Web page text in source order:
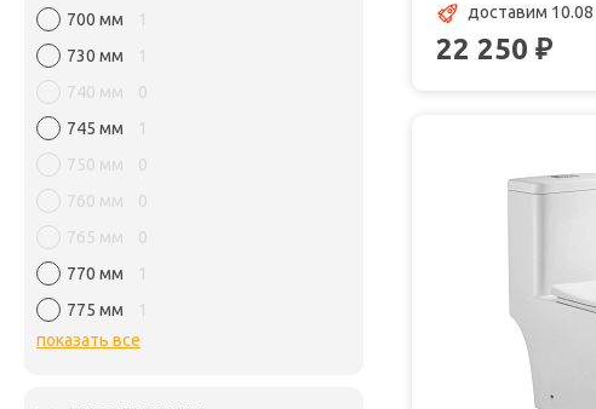
700 мм
1
730 мм
1
740 мм
0
745 мм
1
750 мм
0
760 мм
0
765 мм
0
770 мм
1
775 мм
1
показать все
доставим 10.08
22 250 ₽